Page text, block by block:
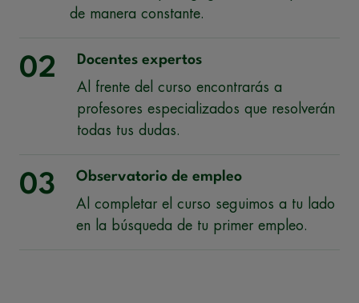
de manera constante.
02
Docentes expertos
Al frente del curso encontrarás a
profesores especializados que resolverán
todas tus dudas.
03
Observatorio de empleo
Al completar el curso seguimos a tu lado
en la búsqueda de tu primer empleo.